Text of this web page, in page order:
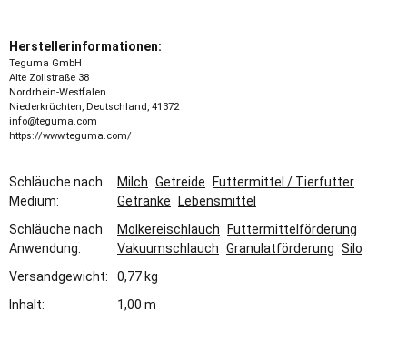
Herstellerinformationen:
Teguma GmbH
Alte Zollstraße 38
Nordrhein-Westfalen
Niederkrüchten, Deutschland, 41372
info@teguma.com
https://www.teguma.com/
Schläuche nach
Medium:
Milch Getreide
Futtermittel / Tierfutter
Getränke
Lebensmittel
Schläuche nach
Anwendung:
Molkereischlauch
Futtermittelförderung
Vakuumschlauch Granulatförderung Silo
Versandgewicht:
0,77 kg
Inhalt:
1,00 m